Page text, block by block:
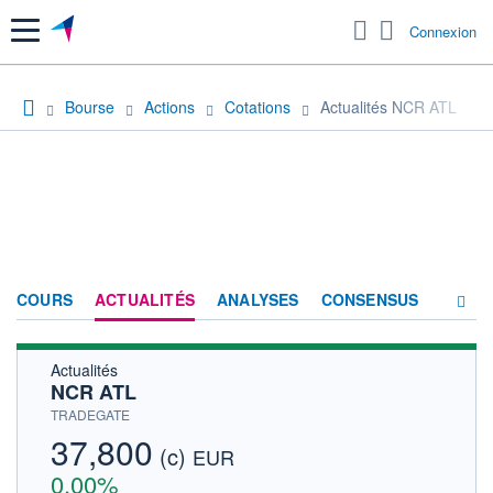
Menu Connexion
Bourse Actions Cotations Actualités NCR ATL
COURS ACTUALITÉS ANALYSES CONSENSUS
Actualités
NCR ATL
TRADEGATE
37,800 (c) EUR
0,00%